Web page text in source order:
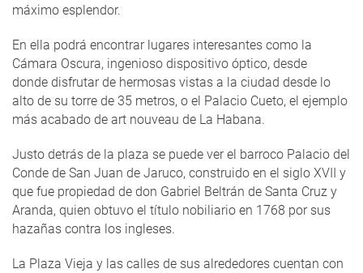
máximo esplendor.
En ella podrá encontrar lugares interesantes como la
Cámara Oscura, ingenioso dispositivo óptico, desde
donde disfrutar de hermosas vistas a la ciudad desde lo
alto de su torre de 35 metros, o el Palacio Cueto, el ejemplo
más acabado de art nouveau de La Habana.
Justo detrás de la plaza se puede ver el barroco Palacio del
Conde de San Juan de Jaruco, construido en el siglo XVII y
que fue propiedad de don Gabriel Beltrán de Santa Cruz y
Aranda, quien obtuvo el título nobiliario en 1768 por sus
hazañas contra los ingleses.
La Plaza Vieja y las calles de sus alrededores cuentan con